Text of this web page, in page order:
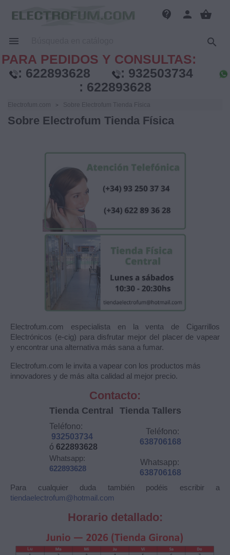
contact_support person shopping_basket
 
PARA PEDIDOS Y CONSULTAS:
: 622893628 : 932503734
: 622893628
Electrofum.com Sobre Electrofum Tienda Física
Sobre Electrofum Tienda Física
Electrofum.com especialista en la venta de Cigarrillos
Electrónicos (e-cig) para disfrutar mejor del placer de vapear
y encontrar una alternativa más sana a fumar.
Electrofum.com le invita a vapear con los productos más
innovadores y de más alta calidad al mejor precio.
Contacto:
Tienda Central Tienda Tallers
Teléfono:
932503734
ó 622893628
Teléfono:
638706168
Whatsapp:
622893628
Whatsapp:
638706168
Para cualquier duda también podéis escribir a
tiendaelectrofum@hotmail.com
Horario detallado: